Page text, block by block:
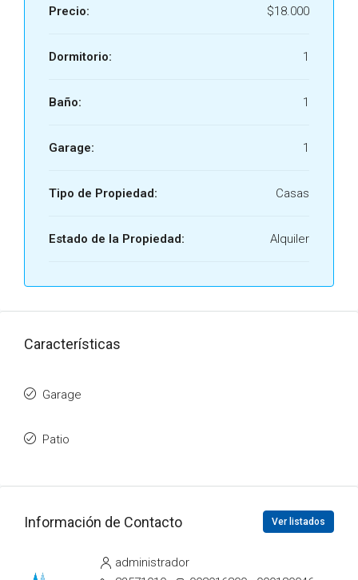
Precio: $18.000
Dormitorio: 1
Baño: 1
Garage: 1
Tipo de Propiedad: Casas
Estado de la Propiedad: Alquiler
Características
Garage
Patio
Información de Contacto Ver listados
administrador